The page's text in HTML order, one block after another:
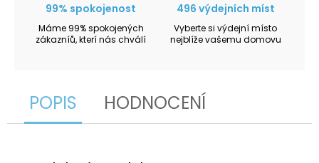
99% spokojenost
Máme 99% spokojených
zákazníů, kterí nás chválí
496 výdejních míst
Vyberte si výdejní místo
nejblíže vašemu domovu
POPIS HODNOCENÍ